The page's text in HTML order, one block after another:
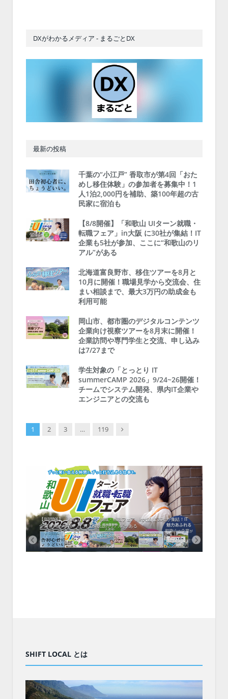
DXがわかるメディア - まるごとDX
最新の投稿
千葉の“小江戸” 香取市が第4回「おた
めし移住体験」の参加者を募集中！1
人1泊2,000円を補助、築100年超の古
民家に宿泊も
【8/8開催】「和歌山 UIターン就職・
転職フェア」in大阪 に30社が集結！IT
企業も5社が参加、ここに“和歌山のリ
アル”がある
北海道富良野市、移住ツアーを8月と
10月に開催！職場見学から交流会、住
まい相談まで、最大3万円の助成金も
利用可能
岡山市、都市圏のデジタルコンテンツ
企業向け視察ツアーを8月末に開催！
企業訪問や専門学生と交流、申し込み
は7/27まで
学生対象の「とっとり IT
summerCAMP 2026」9/24~26開催！
チームでシステム開発、県内IT企業や
エンジニアとの交流も
1 2 3 … 119 Next
【8/8開催】「和歌山 UIターン就職・転職フェア」in大阪 に30社が集結！IT
企業も5社が参加、ここに“和歌山のリアル”がある
SHIFT LOCAL とは